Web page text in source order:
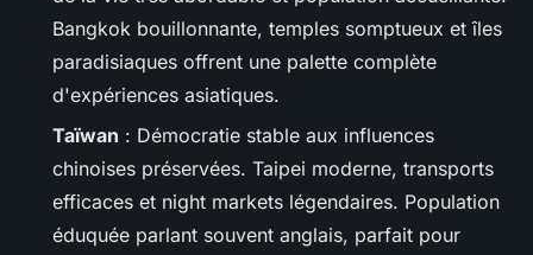
Bangkok bouillonnante, temples somptueux et îles
paradisiaques offrent une palette complète
d'expériences asiatiques.
Taïwan : Démocratie stable aux influences
chinoises préservées. Taipei moderne, transports
efficaces et night markets légendaires. Population
éduquée parlant souvent anglais, parfait pour